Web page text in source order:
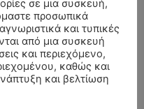
σε μια συσκευή,
προσωπικά
και τυπικές
από μια συσκευή
και περιεχόμενο,
καθώς και
και βελτίωση